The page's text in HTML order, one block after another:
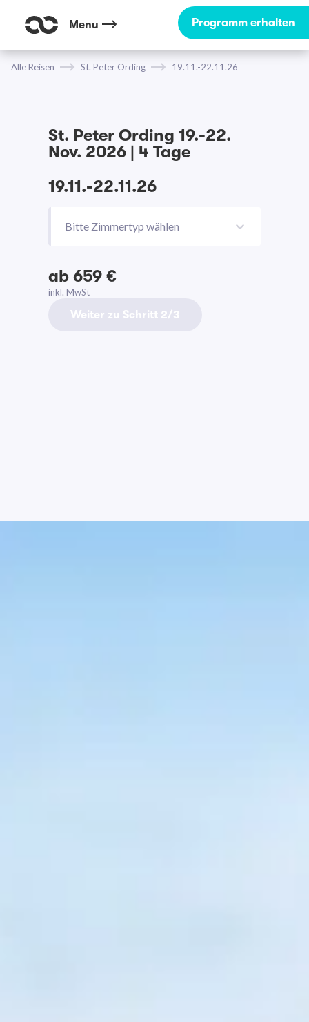
Menu Programm erhalten
Alle Reisen St. Peter Ording 19.11.-22.11.26
St. Peter Ording 19.-22.
Nov. 2026 | 4 Tage
19.11.-22.11.26
Bitte Zimmertyp wählen
ab 659 €
inkl. MwSt
Weiter zu Schritt 2/3